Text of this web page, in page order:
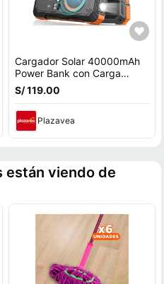
Cargador Solar 40000mAh
Power Bank con Carga
Rápida e Inalámbrica
Naranja
S/ 119.00
Plazavea
están viendo de